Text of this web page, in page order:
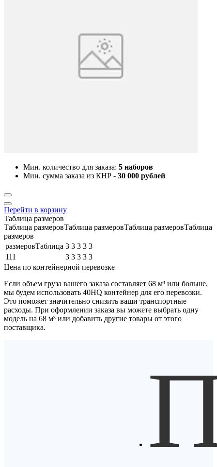
Мин. количество для заказа: 5 наборов
Мин. сумма заказа из КНР - 30 000 рублей
Перейти в корзину
Таблица размеров
Таблица размеровТаблица размеровТаблица размеровТаблица
размеров
размеровТаблица 3 3 3 3 3
111
3 3 3 3 3
Цена по контейнерной перевозке
Если объем груза вашего заказа составляет 68 м³ или больше,
мы будем использовать 40HQ контейнер для его перевозки.
Это поможет значительно снизить ваши транспортные
расходы. При оформлении заказа вы можете выбрать одну
модель на 68 м³ или добавить другие товары от этого
поставщика.